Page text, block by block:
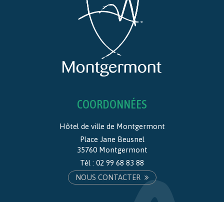
COORDONNÉES
Hôtel de ville de Montgermont
Place Jane Beusnel
35760 Montgermont
Tél : 02 99 68 83 88
NOUS CONTACTER